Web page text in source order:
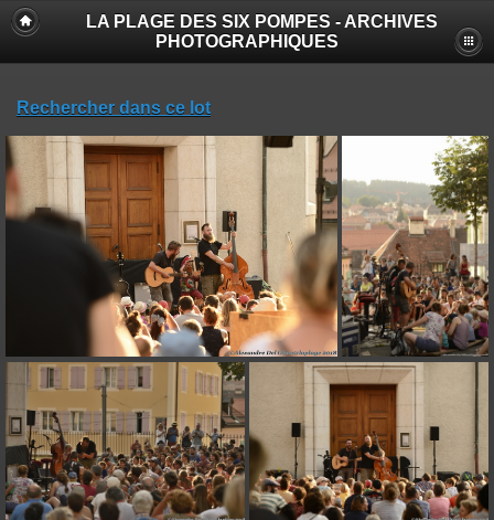
LA PLAGE DES SIX POMPES - ARCHIVES
PHOTOGRAPHIQUES
Rechercher dans ce lot